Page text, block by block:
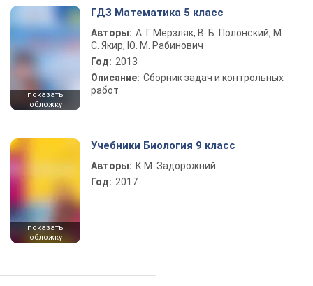
показать
обложку
ГДЗ Математика 5 класс
Авторы: А. Г. Мерзляк, В. Б. Полонский, М.
С. Якир, Ю. М. Рабинович
Год: 2013
Описание: Сборник задач и контрольных
работ
показать
обложку
Учебники Биология 9 класс
Авторы: К.М. Задорожний
Год: 2017